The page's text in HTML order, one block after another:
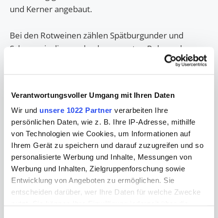
Verantwortungsvoller Umgang mit Ihren Daten
Wir und unsere 1022 Partner verarbeiten Ihre
persönlichen Daten, wie z. B. Ihre IP-Adresse, mithilfe
von Technologien wie Cookies, um Informationen auf
Ihrem Gerät zu speichern und darauf zuzugreifen und so
personalisierte Werbung und Inhalte, Messungen von
Werbung und Inhalten, Zielgruppenforschung sowie
Entwicklung von Angeboten zu ermöglichen. Sie
entscheiden darüber, wer Ihre Daten für welche Zwecke
und Kerner angebaut.
Bei den Rotweinen zählen Spätburgunder und
Schwarzriesling zu den bevorzugten Reben, aber
auch Dornfelder und Domina finden Verbreitung.
Vielfalt der „guten Tropfen“, die sie sich gern im
fröhlichen Rahmen der Alzenauer Weinfeste
schmecken lassen.
Dass der Raum Alzenau ideale Voraussetzungen für
exquisite Weine bietet, zeigen zahlreiche
internationale Preise, mit denen Alzenauer Weine
ausgezeichnet sind.